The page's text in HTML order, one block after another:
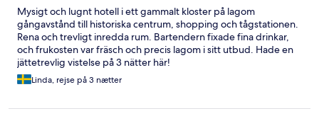
Mysigt och lugnt hotell i ett gammalt kloster på lagom
gångavstånd till historiska centrum, shopping och tågstationen.
Rena och trevligt inredda rum. Bartendern fixade fina drinkar,
och frukosten var fräsch och precis lagom i sitt utbud. Hade en
jättetrevlig vistelse på 3 nätter här!
Linda, rejse på 3 nætter